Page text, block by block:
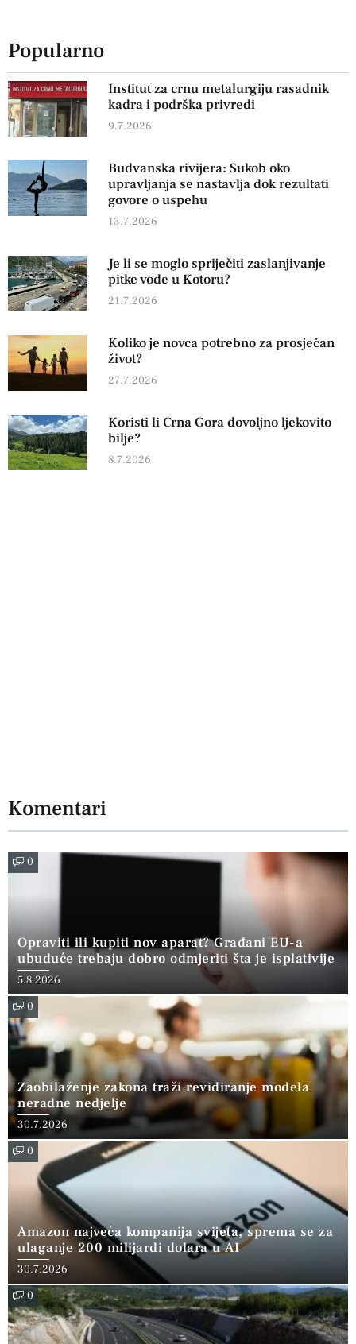
Popularno
Institut za crnu metalurgiju rasadnik
kadra i podrška privredi
9.7.2026
Budvanska rivijera: Sukob oko
upravljanja se nastavlja dok rezultati
govore o uspehu
13.7.2026
Je li se moglo spriječiti zaslanjivanje
pitke vode u Kotoru?
21.7.2026
Koliko je novca potrebno za prosječan
život?
27.7.2026
Koristi li Crna Gora dovoljno ljekovito
bilje?
8.7.2026
Komentari
0
Opraviti ili kupiti nov aparat? Građani EU-a
ubuduće trebaju dobro odmjeriti šta je isplativije
5.8.2026
0
Zaobilaženje zakona traži revidiranje modela
neradne nedjelje
30.7.2026
0
Amazon najveća kompanija svijeta, sprema se za
ulaganje 200 milijardi dolara u AI
30.7.2026
0